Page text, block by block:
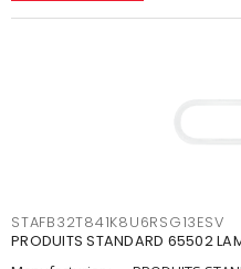
STAFB32T841K8U6RSG13ESV
PRODUITS STANDARD 65502